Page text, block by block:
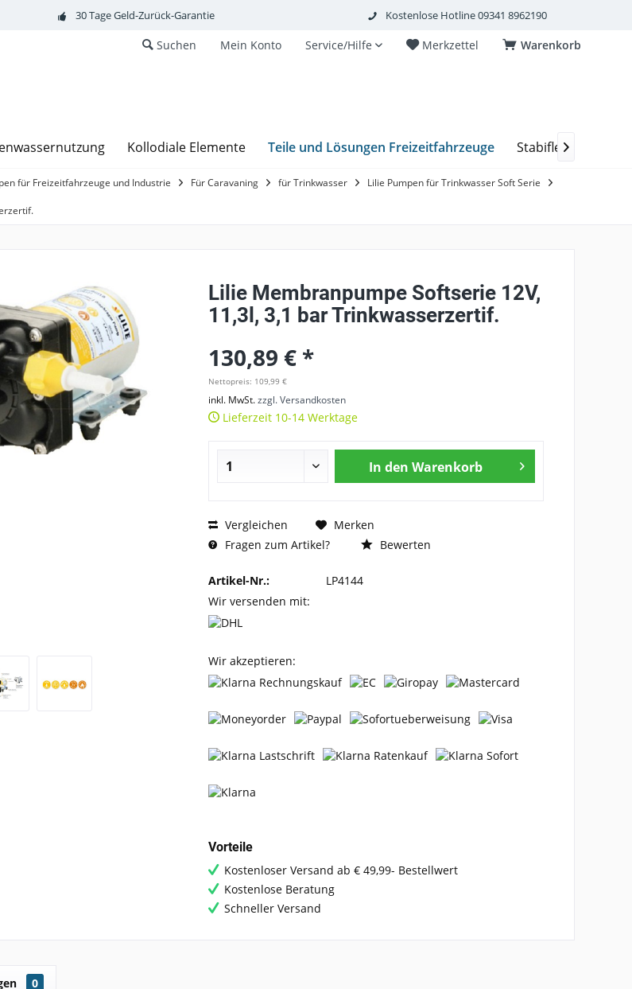
30 Tage Geld-Zurück-Garantie Kostenlose Hotline 09341 8962190
Warenkorb
Merkzettel
Service/Hilfe
Mein Konto
Suchen
Kollodiale Elemente Teile und Lösungen Freizeitfahrzeuge Stabiflex
für Freizeitfahrzeuge und Industrie Für Caravaning für Trinkwasser Lilie Pumpen für Trinkwasser Soft Serie
Lilie Membranpumpe Softserie 12V,
11,3l, 3,1 bar Trinkwasserzertif.
130,89 € *
Nettopreis: 109,99 €
inkl. MwSt.zzgl. Versandkosten
Lieferzeit 10-14 Werktage
In den Warenkorb
Vergleichen
Merken
Fragen zum Artikel?
Bewerten
Artikel-Nr.:
LP4144
Wir versenden mit:
Wir akzeptieren:
Vorteile
Kostenloser Versand ab € 49,99- Bestellwert
Kostenlose Beratung
Schneller Versand
0